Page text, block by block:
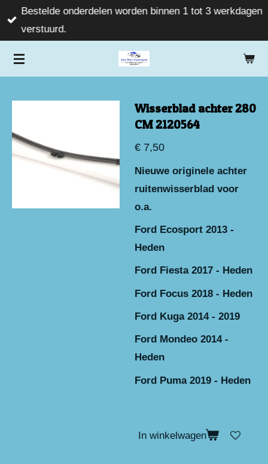
Ga
direct
de
Bestelde onderdelen worden binnen 1 tot 3 werkdagen
verstuurd.
Wisserblad achter 280
CM 2120564
€ 7,50
Nieuwe originele achter
ruitenwisserblad voor
o.a.
Ford Ecosport 2013 -
Heden
Ford Fiesta 2017 - Heden
Ford Focus 2018 - Heden
Ford Kuga 2014 - 2019
Ford Mondeo 2014 -
Heden
Ford Puma 2019 - Heden
In winkelwagen